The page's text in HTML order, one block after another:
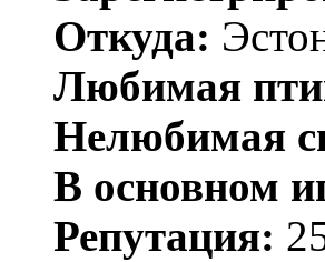
Откуда:
Любимая
Нелюбимая
В основном
Репутация: